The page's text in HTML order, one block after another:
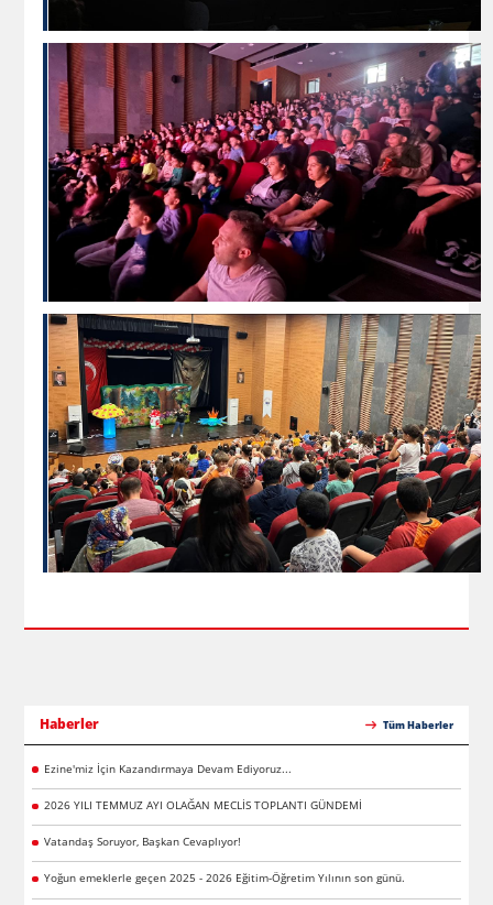
Haberler Tüm Haberler
Ezine'miz İçin Kazandırmaya Devam Ediyoruz...
2026 YILI TEMMUZ AYI OLAĞAN MECLİS TOPLANTI GÜNDEMİ
Vatandaş Soruyor, Başkan Cevaplıyor!
Yoğun emeklerle geçen 2025 - 2026 Eğitim-Öğretim Yılının son günü.